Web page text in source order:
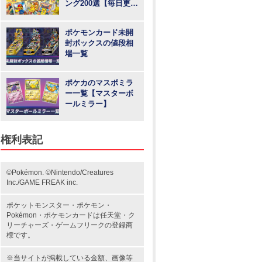
ング200選【毎日更
ポケモンカード未開
封ボックスの値段相
場一覧
ポケカのマスボミラ
ー一覧【マスターボ
ールミラー】
権利表記
©Pokémon. ©Nintendo/Creatures
Inc./GAME FREAK inc.
ポケットモンスター ・ポケモン・
Pokémon・ ポケモンカードは任天堂・ ク
リーチャーズ ・ ゲームフリークの登録商
標です。
※当サイトが掲載している金額、画像等